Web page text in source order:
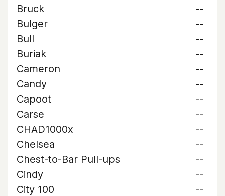
Bruck
--
Bulger
--
Bull
--
Buriak
--
Cameron
--
Candy
--
Capoot
--
Carse
--
CHAD1000x
--
Chelsea
--
Chest-to-Bar Pull-ups
--
Cindy
--
City 100
--